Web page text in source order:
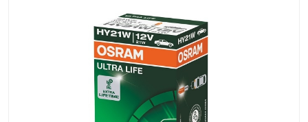
Otomobil Led Far Ampulü
Otomobil Halojen Park Ampulü
Otomobil Led Park Ampulü